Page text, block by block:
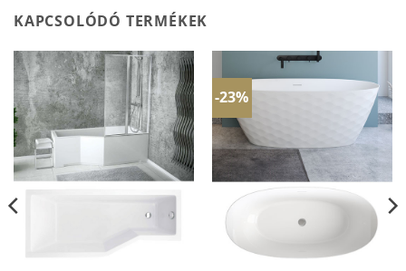
terméknek
több
variációja
van.
A
változatok
a
termékoldalon
választhatók
ki
KAPCSOLÓDÓ TERMÉKEK
-23%